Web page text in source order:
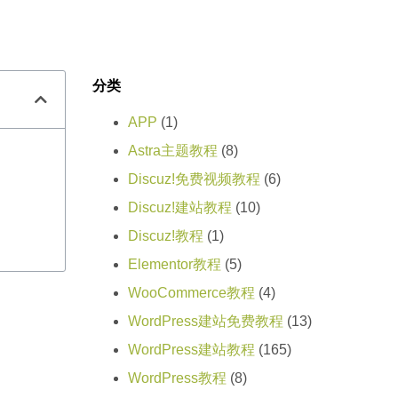
分类
APP (1)
Astra主题教程 (8)
Discuz!免费视频教程 (6)
Discuz!建站教程 (10)
Discuz!教程 (1)
Elementor教程 (5)
WooCommerce教程 (4)
WordPress建站免费教程 (13)
WordPress建站教程 (165)
WordPress教程 (8)